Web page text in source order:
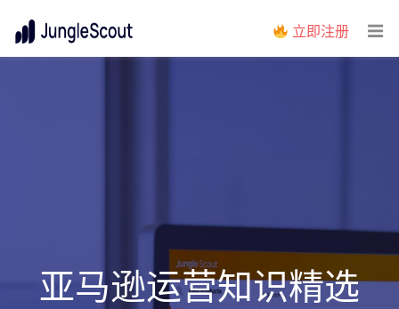
立即注册
亚马逊运营知识精选